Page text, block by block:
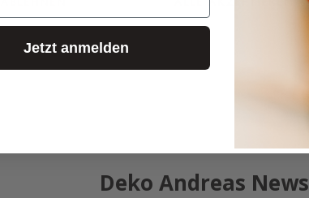
Deko Andreas
Jetzt anmelden